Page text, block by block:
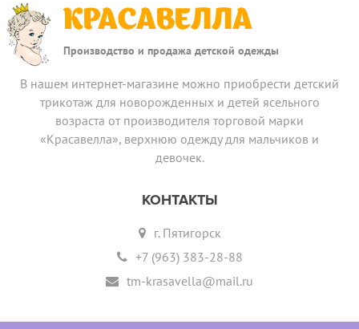
КРАСАВЕЛЛА
Производство и продажа детской одежды
В нашем интернет-магазине можно приобрести детский
трикотаж для новорожденных и детей ясельного
возраста от производителя торговой марки
«Красавелла», верхнюю одежду для мальчиков и
девочек.
КОНТАКТЫ
г. Пятигорск
+7 (963) 383-28-88
tm-krasavella@mail.ru